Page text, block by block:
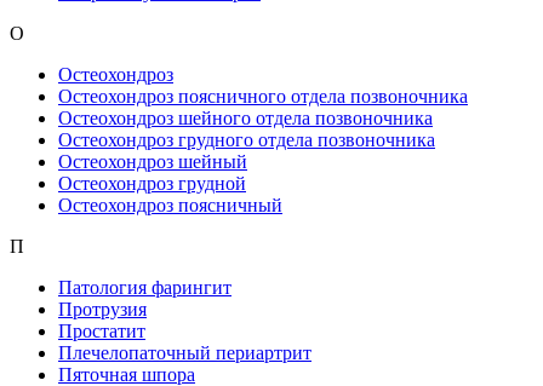
О
Остеохондроз
Остеохондроз поясничного отдела позвоночника
Остеохондроз шейного отдела позвоночника
Остеохондроз грудного отдела позвоночника
Остеохондроз шейный
Остеохондроз грудной
Остеохондроз поясничный
П
Патология фарингит
Протрузия
Простатит
Плечелопаточный периартрит
Пяточная шпора